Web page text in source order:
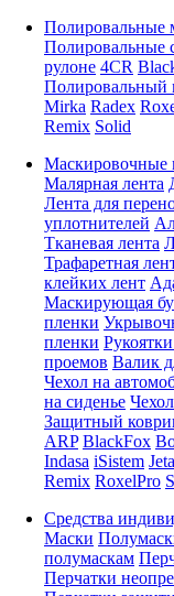
Полировальные
Полировальные
рулоне 4CR
Полировальный
Mirka Radex
Remix Solid
Маскировочные
Малярная лента
Лента для
уплотнителей
Тканевая лента
Трафаретная
клейких лент
Маскирующая
пленки
пленки
проемов Валик
Чехол на
на сиденье
Защитный
ARP BlackFox
Indasa iSistem
Remix RoxelPro
Средства
Маски
полумаскам
Перчатки